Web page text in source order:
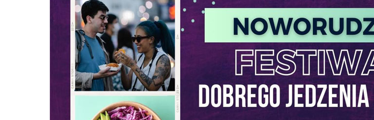
ziemia
kłodzka,
kłodzki,
Sowie,